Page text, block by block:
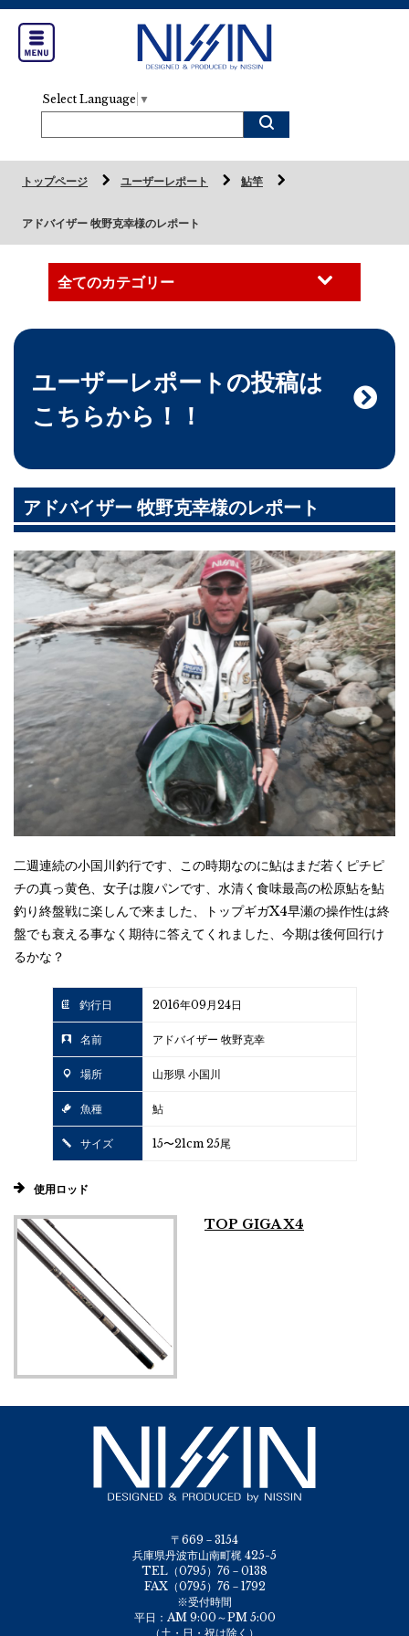
Select Language ▼
トップページ ユーザーレポート 鮎竿
アドバイザー 牧野克幸様のレポート
ユーザーレポートの投稿は
こちらから！！
アドバイザー 牧野克幸様のレポート
二週連続の小国川釣行です、この時期なのに鮎はまだ若くピチピ
チの真っ黄色、女子は腹パンです、水清く食味最高の松原鮎を鮎
釣り終盤戦に楽しんで来ました、トップギガX4早瀬の操作性は終
盤でも衰える事なく期待に答えてくれました、今期は後何回行け
るかな？
釣行日 2016年09月24日
名前 アドバイザー 牧野克幸
場所 山形県 小国川
魚種 鮎
サイズ 15〜21cm 25尾
使用ロッド
TOP GIGA X4
〒669－3154
兵庫県丹波市山南町梶 425-5
TEL（0795）76－0138
FAX（0795）76－1792
※受付時間
平日：AM 9:00～PM 5:00
（土・日・祝は除く）